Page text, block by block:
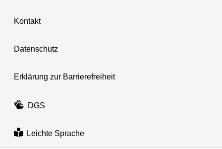
Kontakt
Datenschutz
Erklärung zur Barrierefreiheit
DGS
Leichte Sprache